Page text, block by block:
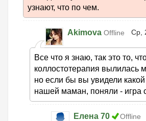
узнают, что по чем.
Akimova Offline Ср,
Все что я знаю, так это то,
коллостотерапия вылилась
но если бы вы увидели
нашей маман, поняли - игра
Елена 70
Offline